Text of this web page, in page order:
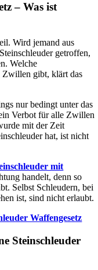
– Was ist
Wird jemand aus
getroffen,
Welche
Zwillen gibt, klärt das
nur bedingt unter das
Verbot für alle Zwillen
mit der Zeit
hat, ist nicht
mit
handelt, denn so
Selbst Schleudern, bei
ist, sind nicht erlaubt.
Waffengesetz
Steinschleuder